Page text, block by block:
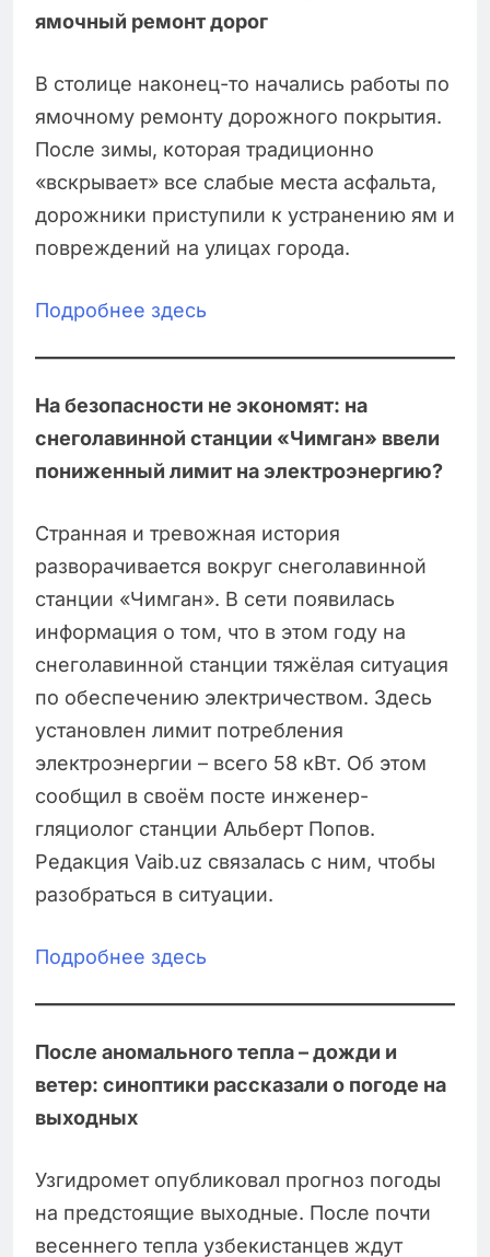
ямочный ремонт дорог
В столице наконец-то начались работы по
ямочному ремонту дорожного покрытия.
После зимы, которая традиционно
«вскрывает» все слабые места асфальта,
дорожники приступили к устранению ям и
повреждений на улицах города.
Подробнее здесь
На безопасности не экономят: на
снеголавинной станции «Чимган» ввели
пониженный лимит на электроэнергию?
Странная и тревожная история
разворачивается вокруг снеголавинной
станции «Чимган». В сети появилась
информация о том, что в этом году на
снеголавинной станции тяжёлая ситуация
по обеспечению электричеством. Здесь
установлен лимит потребления
электроэнергии – всего 58 кВт. Об этом
сообщил в своём посте инженер-
гляциолог станции Альберт Попов.
Редакция Vaib.uz связалась с ним, чтобы
разобраться в ситуации.
Подробнее здесь
После аномального тепла – дожди и
ветер: синоптики рассказали о погоде на
выходных
Узгидромет опубликовал прогноз погоды
на предстоящие выходные. После почти
весеннего тепла узбекистанцев ждут